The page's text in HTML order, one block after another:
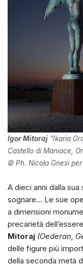
Igor Mitoraj “Ikaria
Castello di Maniace,
© Ph. Nicola Gnesi
A dieci anni dalla
sognare… Le sue
a dimensioni
precarietà
Mitoraj (Oederan,
delle figure più
della seconda metà